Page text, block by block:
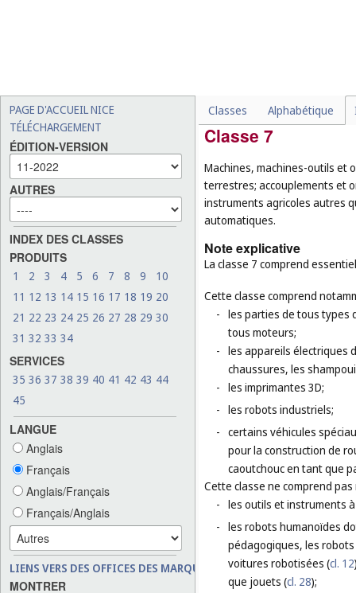
PAGE D'ACCUEIL NICE
TÉLÉCHARGEMENT
ÉDITION-VERSION
AUTRES
INDEX DES CLASSES
PRODUITS
1 2 3 4 5 6 7 8 9
10
11 12 13 14 15 16 17 18 19 20
21 22 23 24 25 26 27 28 29 30
31 32 33 34
SERVICES
35 36 37 38 39 40 41 42 43 44
45
LANGUE
Anglais
Français
Anglais/Français
Français/Anglais
LIENS VERS DES OFFICES DES MARQUES
MONTRER
Classes Alphabétique
de cuisine (cl. 21), les
Classe 7
Machines, machines-outils et
terrestres; accouplements et
instruments agricoles autres
automatiques.
Note explicative
La classe 7 comprend
Cette classe comprend
- les parties de tous types
tous moteurs;
- les appareils électriques
chaussures, les
- les imprimantes 3D;
- les robots industriels;
- certains véhicules
pour la construction de
caoutchouc en tant que
Cette classe ne comprend
- les outils et instruments
- les robots humanoïdes
pédagogiques, les
voitures robotisées (cl. 12
que jouets (cl. 28);